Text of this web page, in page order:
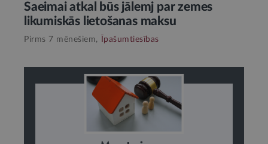
Saeimai atkal būs jālemj par zemes
likumiskās lietošanas maksu
Pirms 7 mēnešiem, Īpašumtiesības